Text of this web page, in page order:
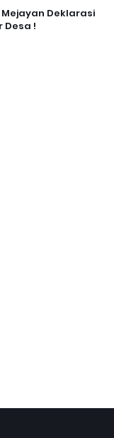
Deklarasi
Desa !